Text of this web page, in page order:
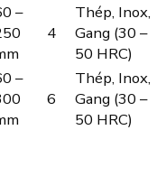
–
4
Thép, Inox,
Gang (30 –
50 HRC)
–
6
Thép, Inox,
Gang (30 –
50 HRC)